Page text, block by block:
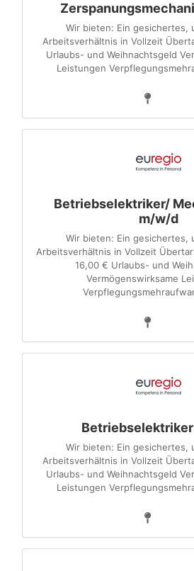
Wir bieten: Ein gesichertes,
Arbeitsverhältnis in Vollzeit
Urlaubs- und Weihnachtsgeld
Leistungen
Betriebselektriker/
m/w/d
Wir bieten: Ein gesichertes,
Arbeitsverhältnis in Vollzeit
16,00 € Urlaubs- und
Vermögenswirksame
Wir bieten: Ein gesichertes,
Arbeitsverhältnis in Vollzeit
Urlaubs- und Weihnachtsgeld
Leistungen